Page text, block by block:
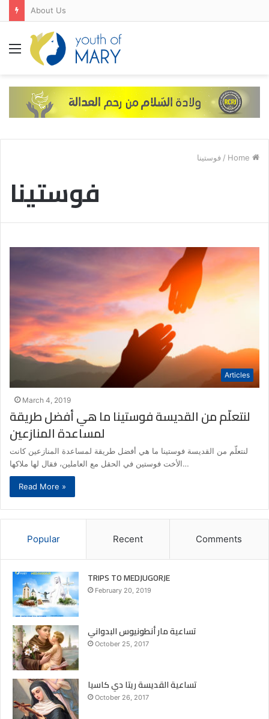
About Us
Menu
/ فوستينا
فوستينا
Articles
March 4, 2019
لنتعلّم من القديسة فوستينا ما هي أفضل طريقة
لمساعدة المنازعين
لنتعلّم من القديسة فوستينا ما هي أفضل طريقة لمساعدة المنازعين كانت
الأخت فوستين في الحقل مع العاملين، فقال لها ملاكها…
Read More »
Popular Recent Comments
TRIPS TO MEDJUGORJE
February 20, 2019
تساعية مار أنطونيوس البدواني
October 25, 2017
تساعية القديسة ريتا دي كاسيا
October 26, 2017